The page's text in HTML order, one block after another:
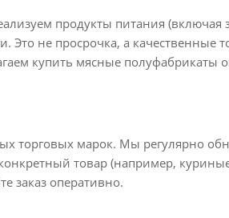
продукты питания (включая
Это не просрочка, а качественные
купить мясные полуфабрикаты
торговых марок. Мы регулярно
товар (например,
заказ оперативно.